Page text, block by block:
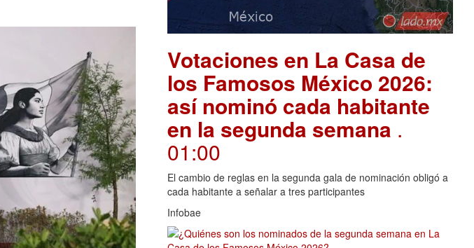
Votaciones en La Casa de
los Famosos México 2026:
así nominó cada habitante
en la segunda semana .
01:00
El cambio de reglas en la segunda gala de nominación obligó a
cada habitante a señalar a tres participantes
Infobae